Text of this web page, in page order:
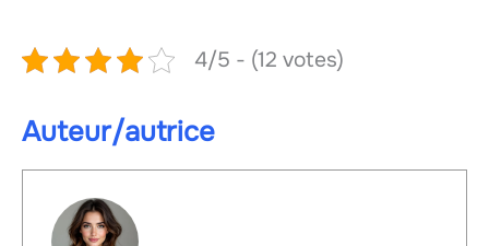
4/5 - (12 votes)
Auteur/autrice